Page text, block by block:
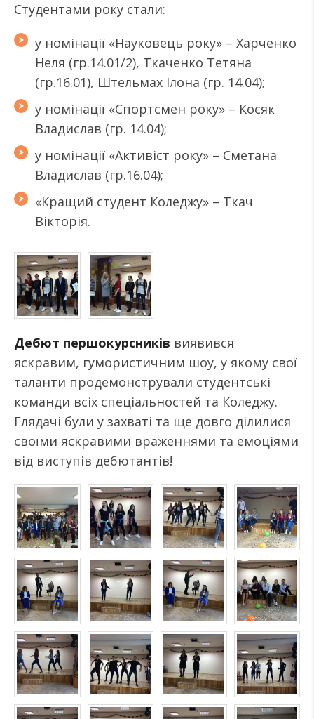
Студентами року стали:
у номінації «Науковець року» – Харченко
Неля (гр.14.01/2), Ткаченко Тетяна
(гр.16.01), Штельмах Ілона (гр. 14.04);
у номінації «Спортсмен року» – Косяк
Владислав (гр. 14.04);
у номінації «Активіст року» – Сметана
Владислав (гр.16.04);
«Кращий студент Коледжу» – Ткач
Вікторія.
Дебют першокурсників виявився
яскравим, гумористичним шоу, у якому свої
таланти продемонстрували студентські
команди всіх спеціальностей та Коледжу.
Глядачі були у захваті та ще довго ділилися
своїми яскравими враженнями та емоціями
від виступів дебютантів!